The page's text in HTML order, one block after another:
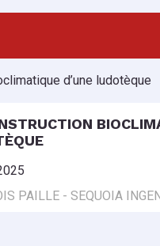
d’une ludotèque
PAILLE - SEQUOIA